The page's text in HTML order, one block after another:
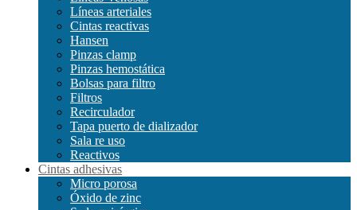
Líneas arteriales
Cintas reactivas
Hansen
Pinzas clamp
Pinzas hemostática
Bolsas para filtro
Filtros
Recirculador
Tapa puerto de dializador
Sala re uso
Reactivos
Cintas adhesivas
Micro porosa
Óxido de zinc